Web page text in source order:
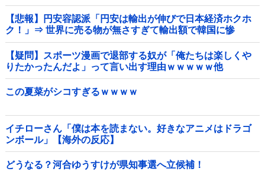
【悲報】円安容認派「円安は輸出が伸びで日本経済ホクホ
ク！」⇒ 世界に売る物が無さすぎて輸出額で韓国に惨
敗・・・
【疑問】スポーツ漫画で退部する奴が「俺たちは楽しくや
りたかったんだよ」って言い出す理由ｗｗｗｗｗ他
この夏菜がシコすぎるｗｗｗｗ
イチローさん「僕は本を読まない。好きなアニメはドラゴ
ンボール」【海外の反応】
どうなる？河合ゆうすけが県知事選へ立候補！